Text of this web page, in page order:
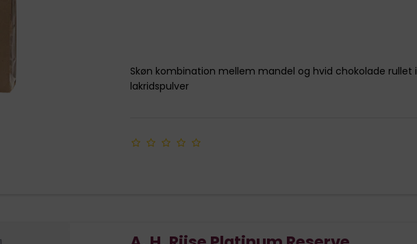
Skøn kombination mellem mandel og hvid chokolade rullet i
lakridspulver